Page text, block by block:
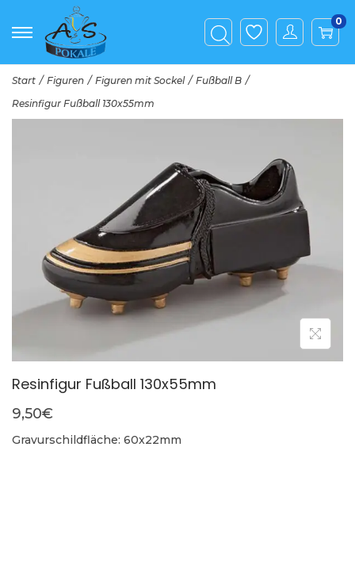
0
Start / Figuren / Figuren mit Sockel / Fußball B /
Resinfigur Fußball 130x55mm
Resinfigur Fußball 130x55mm
9,50€
Gravurschildfläche: 60x22mm